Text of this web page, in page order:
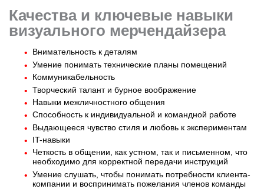
Качества и ключевые навыки
визуального мерчендайзера
Внимательность к деталям
Умение понимать технические планы помещений
Коммуникабельность
Творческий талант и бурное воображение
Навыки межличностного общения
Способность к индивидуальной и командной работе
Выдающееся чувство стиля и любовь к экспериментам
IT-навыки
Четкость в общении, как устном, так и письменном, что
необходимо для корректной передачи инструкций
Умение слушать, чтобы понимать потребности клиента-
компании и воспринимать пожелания членов команды